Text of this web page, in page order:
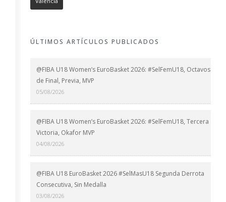
ÚLTIMOS ARTÍCULOS PUBLICADOS
@FIBA U18 Women’s EuroBasket 2026: #SelFemU18, Octavos
de Final, Previa, MVP
05/08/2026
@FIBA U18 Women’s EuroBasket 2026: #SelFemU18, Tercera
Victoria, Okafor MVP
04/08/2026
@FIBA U18 EuroBasket 2026 #SelMasU18 Segunda Derrota
Consecutiva, Sin Medalla
03/08/2026